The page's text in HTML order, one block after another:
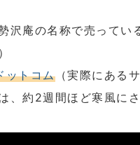
沢庵の名称で売ってい
ットコム（実際にある
、約2週間ほど寒風に